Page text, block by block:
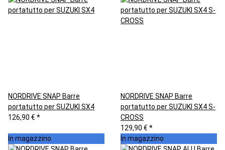
NORDRIVE SNAP Barre
portatutto per SUZUKI SX4
126,90 € *
NORDRIVE SNAP Barre
portatutto per SUZUKI SX4 S-
CROSS
129,90 € *
In magazzino
In magazzino